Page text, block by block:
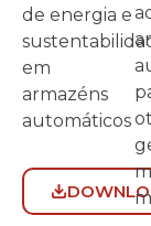
de energia e
em
armazéns
automáticos